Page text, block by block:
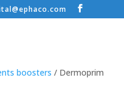
boosters / Dermoprim